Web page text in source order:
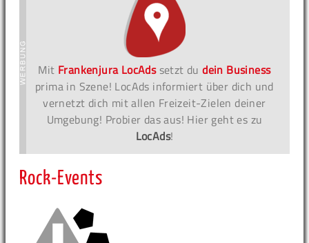
Mit Frankenjura LocAdssetzt dudein Business
prima in Szene! LocAds informiert über dich und
vernetzt dich mit allen Freizeit-Zielen deiner
Umgebung! Probier das aus! Hier geht es zu
LocAds!
Rock-Events